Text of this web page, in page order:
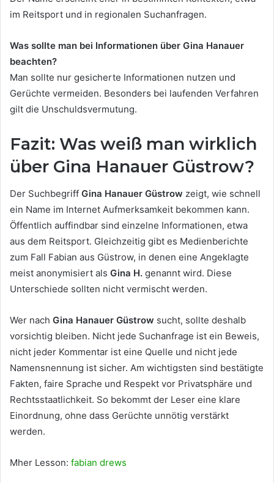
im Reitsport und in regionalen Suchanfragen.
Was sollte man bei Informationen über Gina Hanauer
beachten?
Man sollte nur gesicherte Informationen nutzen und
Gerüchte vermeiden. Besonders bei laufenden Verfahren
gilt die Unschuldsvermutung.
Fazit: Was weiß man wirklich
über Gina Hanauer Güstrow?
Der Suchbegriff Gina Hanauer Güstrow zeigt, wie schnell
ein Name im Internet Aufmerksamkeit bekommen kann.
Öffentlich auffindbar sind einzelne Informationen, etwa
aus dem Reitsport. Gleichzeitig gibt es Medienberichte
zum Fall Fabian aus Güstrow, in denen eine Angeklagte
meist anonymisiert als Gina H. genannt wird. Diese
Unterschiede sollten nicht vermischt werden.
Wer nach Gina Hanauer Güstrow sucht, sollte deshalb
vorsichtig bleiben. Nicht jede Suchanfrage ist ein Beweis,
nicht jeder Kommentar ist eine Quelle und nicht jede
Namensnennung ist sicher. Am wichtigsten sind bestätigte
Fakten, faire Sprache und Respekt vor Privatsphäre und
Rechtsstaatlichkeit. So bekommt der Leser eine klare
Einordnung, ohne dass Gerüchte unnötig verstärkt
werden.
Mher Lesson: fabian drews